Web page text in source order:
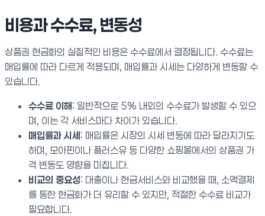
비용과 수수료, 변동성
상품권 현금화의 실질적인 비용은 수수료에서 결정됩니다. 수수료는
매입률에 따라 다르게 적용되며, 매입률과 시세는 다양하게 변동할 수
있습니다.
수수료 이해: 일반적으로 5% 내외의 수수료가 발생할 수 있으
며, 이는 각 서비스마다 차이가 있습니다.
매입률과 시세: 매입률은 시장의 시세 변동에 따라 달라지기도
하며, 모아핀이나 플러스유 등 다양한 쇼핑몰에서의 상품권 가
격 변동도 영향을 미칩니다.
비교의 중요성: 대출이나 현금서비스와 비교했을 때, 소액결제
를 통한 현금화가 더 유리할 수 있지만, 적절한 수수료 비교가
필요합니다.